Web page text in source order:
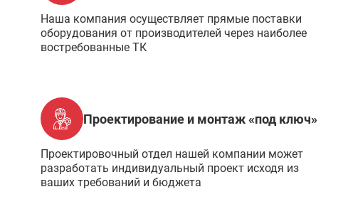
Наша компания осуществляет прямые поставки
оборудования от производителей через наиболее
востребованные ТК
Проектирование и монтаж «под ключ»
Проектировочный отдел нашей компании может
разработать индивидуальный проект исходя из
ваших требований и бюджета